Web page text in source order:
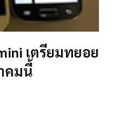
เตรียมทยอย
คมนี้